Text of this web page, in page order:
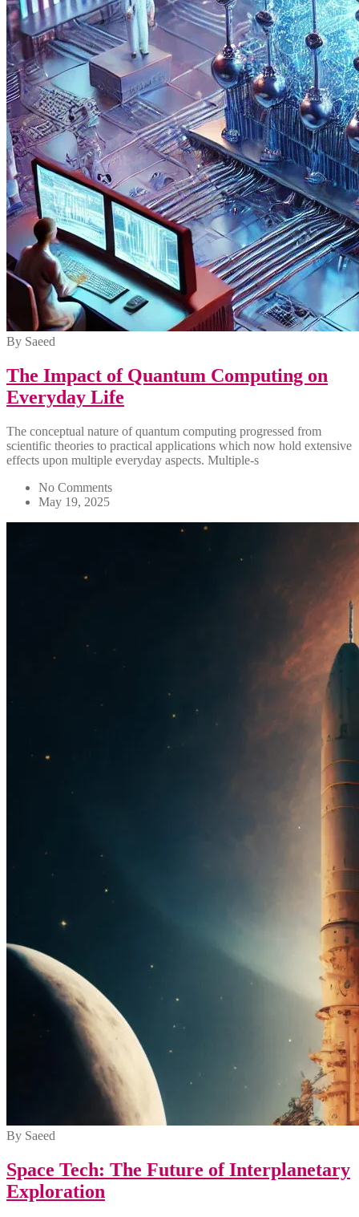
By Saeed
The Impact of Quantum Computing on
Everyday Life
The conceptual nature of quantum computing progressed from
scientific theories to practical applications which now hold extensive
effects upon multiple everyday aspects. Multiple-s
No Comments
May 19, 2025
By Saeed
Space Tech: The Future of Interplanetary
Exploration